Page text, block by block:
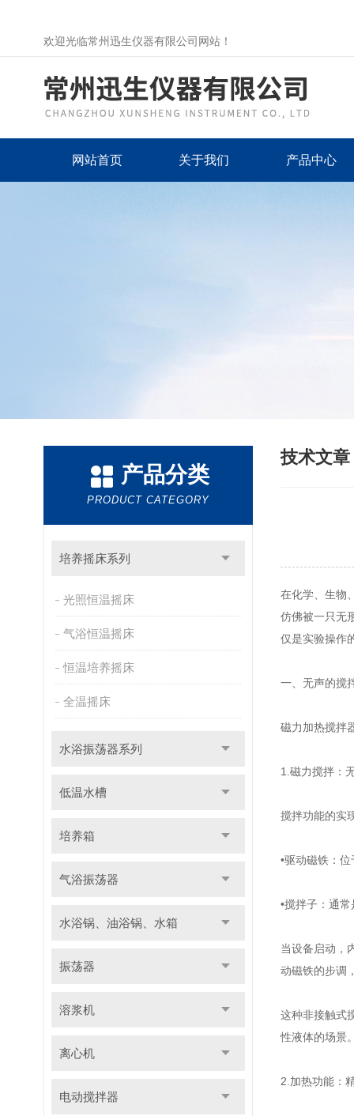
欢迎光临常州迅生仪器有限公司网站！
网站首页 关于我们 产品中心
产品分类
PRODUCT CATEGORY
培养摇床系列
光照恒温摇床
气浴恒温摇床
恒温培养摇床
全温摇床
水浴振荡器系列
低温水槽
培养箱
气浴振荡器
水浴锅、油浴锅、水箱
振荡器
溶浆机
离心机
电动搅拌器
技术文章
在化学、生物
仿佛被一只无
仅是实验操作
一、无声的搅
磁力加热搅拌
1.磁力搅拌：
搅拌功能的实
•驱动磁铁：
•搅拌子：通
当设备启动，
动磁铁的步调
这种非接触式
性液体的场景
2.加热功能：